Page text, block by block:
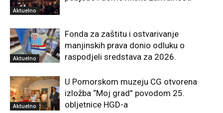
Aktuelno
Aktuelno
Fonda za zaštitu i ostvarivanje
manjinskih prava donio odluku o
raspodjeli sredstava za 2026.
Aktuelno
U Pomorskom muzeju CG otvorena
izložba “Moj grad” povodom 25.
obljetnice HGD-a